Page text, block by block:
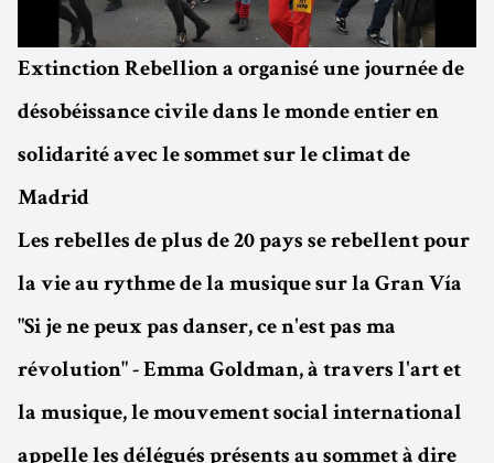
Extinction Rebellion a organisé une journée de
désobéissance civile dans le monde entier en
solidarité avec le sommet sur le climat de
Madrid
Les rebelles de plus de 20 pays se rebellent pour
la vie au rythme de la musique sur la Gran Vía
"Si je ne peux pas danser, ce n'est pas ma
révolution" - Emma Goldman, à travers l'art et
la musique, le mouvement social international
appelle les délégués présents au sommet à dire